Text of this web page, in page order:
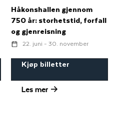
Håkonshallen gjennom
750 år: storhetstid, forfall
og gjenreisning
22. juni - 30. november
Kjøp billetter
Les mer